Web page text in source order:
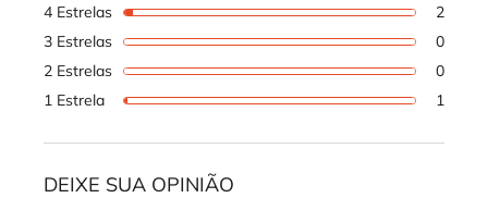
4 Estrelas
2
3 Estrelas
0
2 Estrelas
0
1 Estrela
1
DEIXE SUA OPINIÃO